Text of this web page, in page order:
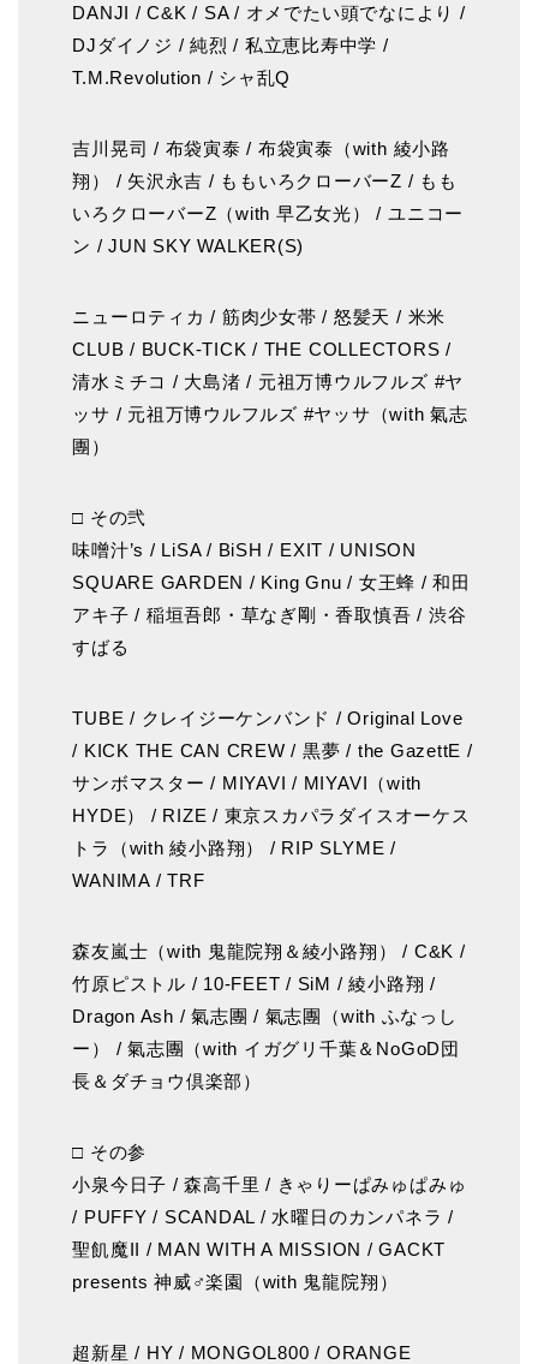
DANJI / C&K / SA / オメでたい頭でなにより /
DJダイノジ / 純烈 / 私立恵比寿中学 /
T.M.Revolution / シャ乱Q
吉川晃司 / 布袋寅泰 / 布袋寅泰（with 綾小路
翔） / 矢沢永吉 / ももいろクローバーZ / もも
いろクローバーZ（with 早乙女光） / ユニコー
ン / JUN SKY WALKER(S)
ニューロティカ / 筋肉少女帯 / 怒髪天 / 米米
CLUB / BUCK-TICK / THE COLLECTORS /
清水ミチコ / 大島渚 / 元祖万博ウルフルズ #ヤ
ッサ / 元祖万博ウルフルズ #ヤッサ（with 氣志
團）
□ その弐
味噌汁’s / LiSA / BiSH / EXIT / UNISON
SQUARE GARDEN / King Gnu / 女王蜂 / 和田
アキ子 / 稲垣吾郎・草なぎ剛・香取慎吾 / 渋谷
すばる
TUBE / クレイジーケンバンド / Original Love
/ KICK THE CAN CREW / 黒夢 / the GazettE /
サンボマスター / MIYAVI / MIYAVI（with
HYDE） / RIZE / 東京スカパラダイスオーケス
トラ（with 綾小路翔） / RIP SLYME /
WANIMA / TRF
森友嵐士（with 鬼龍院翔＆綾小路翔） / C&K /
竹原ピストル / 10-FEET / SiM / 綾小路翔 /
Dragon Ash / 氣志團 / 氣志團（with ふなっし
ー） / 氣志團（with イガグリ千葉＆NoGoD団
長＆ダチョウ倶楽部）
□ その参
小泉今日子 / 森高千里 / きゃりーぱみゅぱみゅ
/ PUFFY / SCANDAL / 水曜日のカンパネラ /
聖飢魔II / MAN WITH A MISSION / GACKT
presents 神威♂楽園（with 鬼龍院翔）
超新星 / HY / MONGOL800 / ORANGE